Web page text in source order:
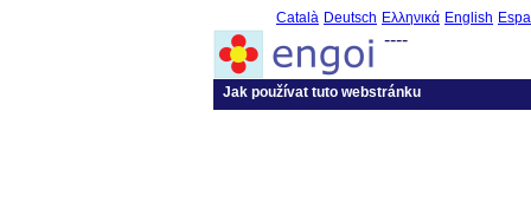
Català Deutsch Ελληνικά English
----
Jak používat tuto webstránku